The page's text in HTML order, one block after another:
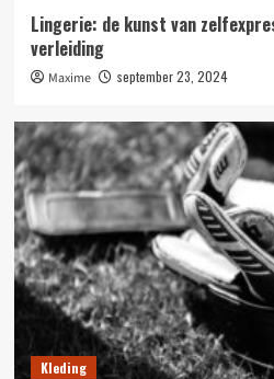
Lingerie: de kunst van
verleiding
Maxime september 23, 2024
Kleding